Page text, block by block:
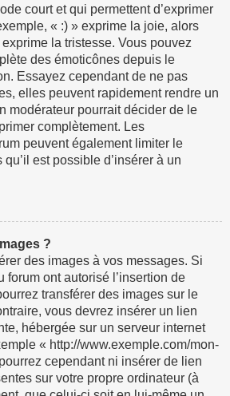
court et qui permettent d’exprimer
« :) » exprime la joie, alors
exprime la tristesse. Vous pouvez
des émoticônes depuis le
Essayez cependant de ne pas
elles peuvent rapidement rendre un
modérateur pourrait décider de le
complètement. Les
peuvent également limiter le
qu’il est possible d’insérer à un
?
des images à vos messages. Si
forum ont autorisé l’insertion de
transférer des images sur le
vous devrez insérer un lien
hébergée sur un serveur internet
« http://www.exemple.com/mon-
cependant ni insérer de lien
sur votre propre ordinateur (à